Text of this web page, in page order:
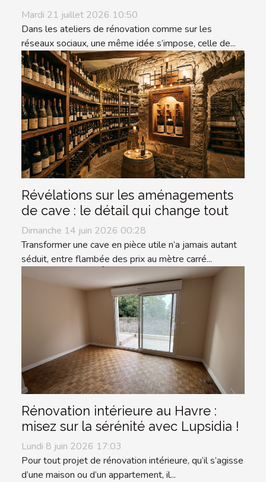
Mardi 21 juillet 2026 10:50
Dans les ateliers de rénovation comme sur les
réseaux sociaux, une même idée s’impose, celle de...
Révélations sur les aménagements
de cave : le détail qui change tout
Dimanche 14 juin 2026 00:28
Transformer une cave en pièce utile n’a jamais autant
séduit, entre flambée des prix au mètre carré...
Rénovation intérieure au Havre :
misez sur la sérénité avec Lupsidia !
Lundi 8 juin 2026 17:03
Pour tout projet de rénovation intérieure, qu’il s’agisse
d’une maison ou d’un appartement, il...